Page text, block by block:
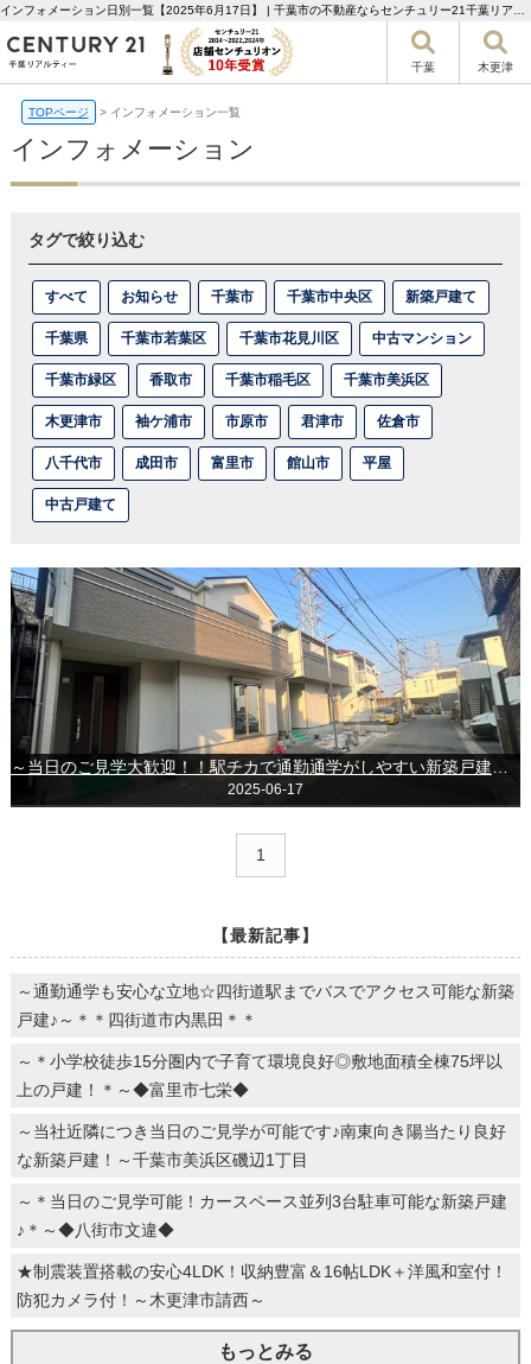
千葉 木更津
TOPページ > インフォメーション一覧
インフォメーション
タグで絞り込む
すべて お知らせ 千葉市 千葉市中央区 新築戸建て
千葉県 千葉市若葉区 千葉市花見川区 中古マンション
千葉市緑区 香取市 千葉市稲毛区 千葉市美浜区
木更津市 袖ケ浦市 市原市 君津市 佐倉市
八千代市 成田市 富里市 館山市 平屋
中古戸建て
2025-06-17
1
【最新記事】
～通勤通学も安心な立地☆四街道駅までバスでアクセス可能な新築
戸建♪～＊＊四街道市内黒田＊＊
～＊小学校徒歩15分圏内で子育て環境良好◎敷地面積全棟75坪以
上の戸建！＊～◆富里市七栄◆
～当社近隣につき当日のご見学が可能です♪南東向き陽当たり良好
な新築戸建！～千葉市美浜区磯辺1丁目
～＊当日のご見学可能！カースペース並列3台駐車可能な新築戸建
♪＊～◆八街市文違◆
★制震装置搭載の安心4LDK！収納豊富＆16帖LDK＋洋風和室付！
防犯カメラ付！～木更津市請西～
もっとみる